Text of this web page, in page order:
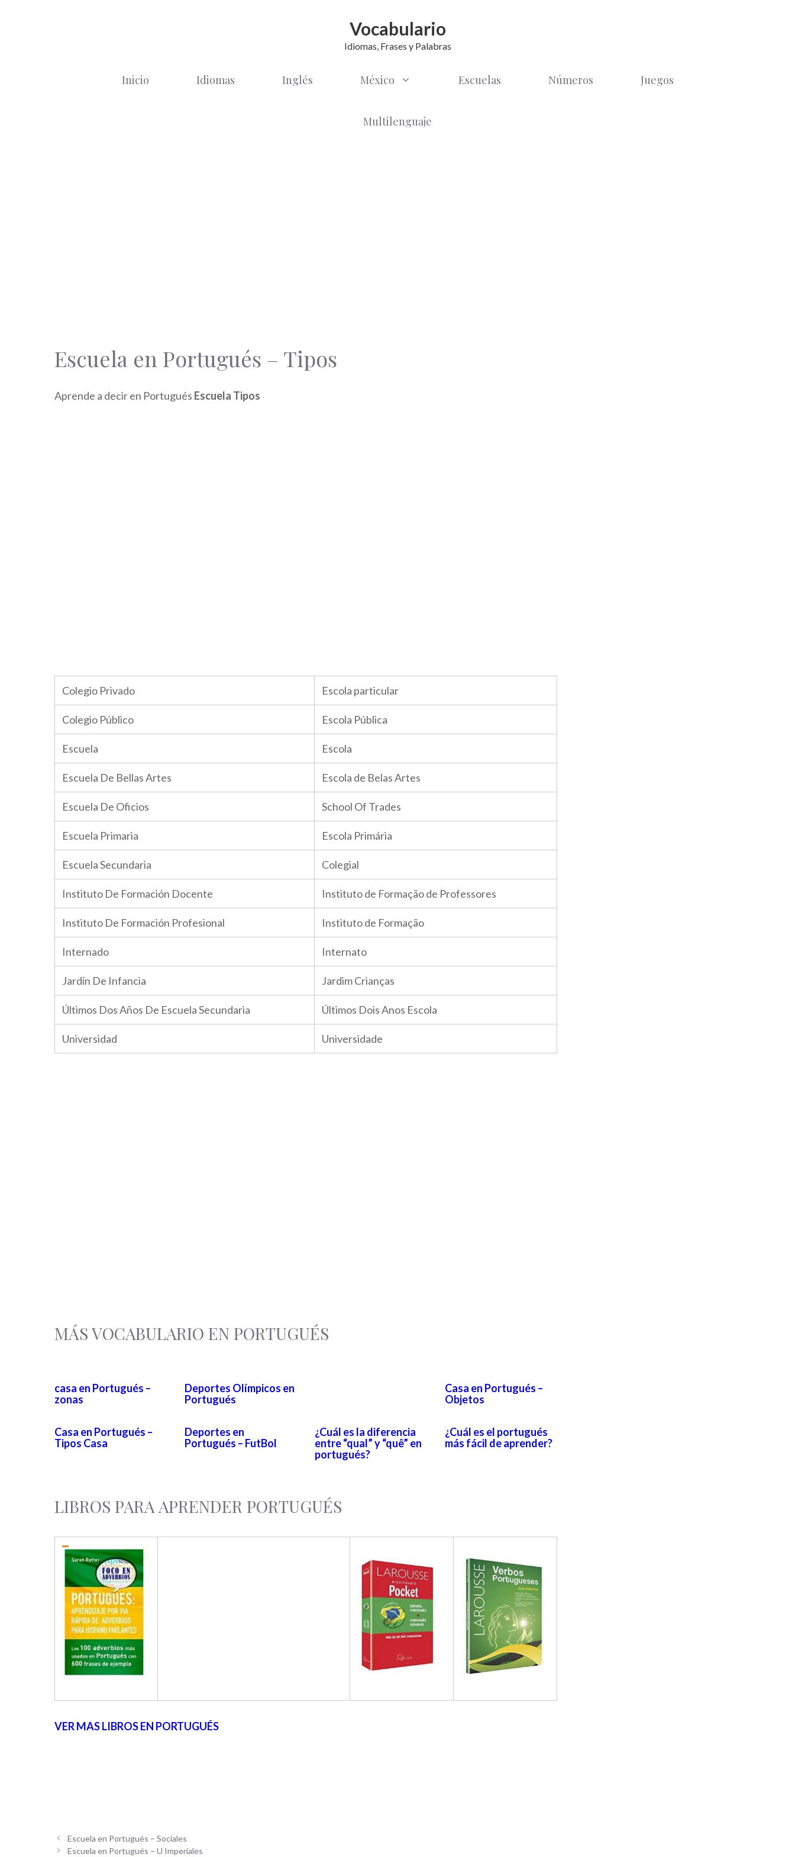
Vocabulario
Idiomas, Frases y Palabras
Inicio Idiomas Inglés México Escuelas Números Juegos
Multilenguaje
Escuela en Portugués – Tipos
Aprende a decir en Portugués Escuela Tipos
Colegio Privado Escola particular
Colegio Público Escola Pública
Escuela Escola
Escuela De Bellas Artes Escola de Belas Artes
Escuela De Oficios School Of Trades
Escuela Primaria Escola Primária
Escuela Secundaria Colegial
Instituto De Formación Docente Instituto de Formação de Professores
Instituto De Formación Profesional Instituto de Formação
Internado Internato
Jardín De Infancia Jardim Crianças
Últimos Dos Años De Escuela Secundaria Últimos Dois Anos Escola
Universidad Universidade
MÁS VOCABULARIO EN PORTUGUÉS
casa en Portugués –
zonas
Deportes Olímpicos en
Portugués
Casa en Portugués –
Objetos
Casa en Portugués –
Tipos Casa
Deportes en
Portugués – FutBol
¿Cuál es la diferencia
entre “qual” y “quê” en
portugués?
¿Cuál es el portugués
más fácil de aprender?
LIBROS PARA APRENDER PORTUGUÉS
VER MAS LIBROS EN PORTUGUÉS
Escuela en Portugués – Sociales
Escuela en Portugués – U Imperiales